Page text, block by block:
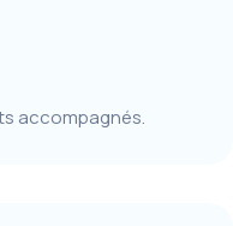
accompagnés.